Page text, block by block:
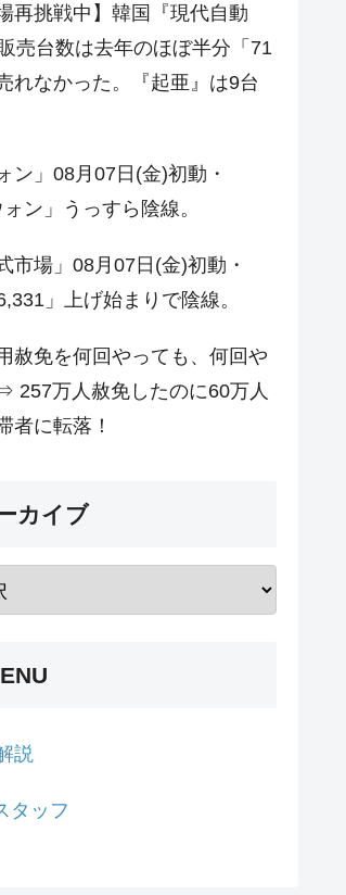
再挑戦中】韓国『現代自動
売台数は去年のほぼ半分「71
れなかった。『起亜』は9台
ン」08月07日(金)初動・
ォン」うっすら陰線。
市場」08月07日(金)初動・
」上げ始まりで陰線。
赦免を何回やっても、何回や
257万人赦免したのに60万人
者に転落！
カイブ
説
タッフ